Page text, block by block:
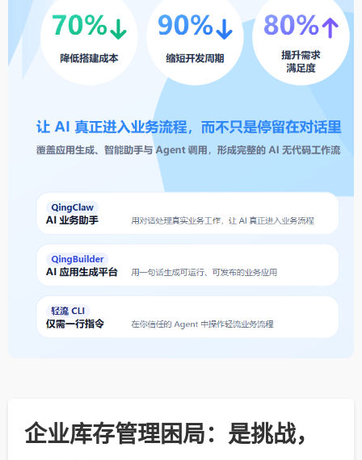
企业库存管理困局：是挑战，